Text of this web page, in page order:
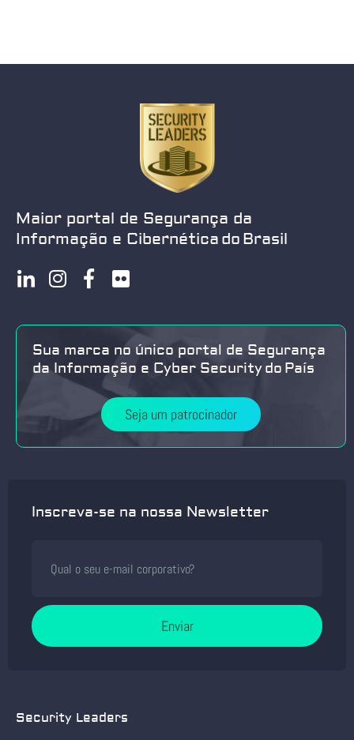
Maior portal de Segurança da
Informação e Cibernética do Brasil
Sua marca no único portal de Segurança
da Informação e Cyber Security do País
Seja um patrocinador
Inscreva-se na nossa Newsletter
Enviar
Security Leaders